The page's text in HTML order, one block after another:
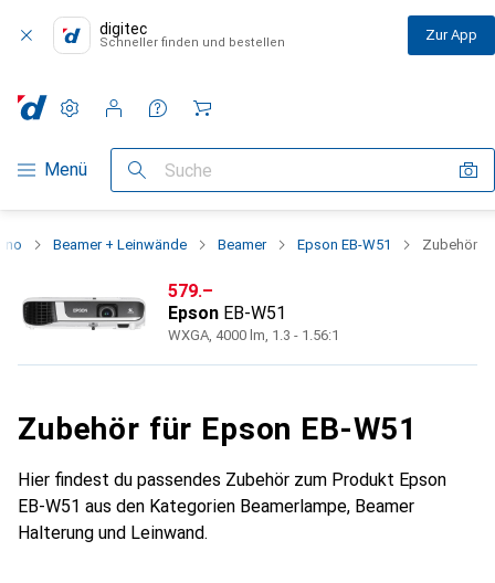
digitec
Schneller finden und bestellen Zur App
Navigation nach Kategorien
Menü Suche
Einstellungen
Kundenkonto
Vergleichslisten
Merklisten
Warenkorb
Beamer + Leinwände Beamer Epson EB-W51 Zubehör
CHF
579.–
Epson EB-W51
WXGA, 4000 lm, 1.3 - 1.56:1
Zubehör für Epson EB-W51
Hier findest du passendes Zubehör zum Produkt Epson
EB-W51 aus den Kategorien Beamerlampe, Beamer
Halterung und Leinwand.